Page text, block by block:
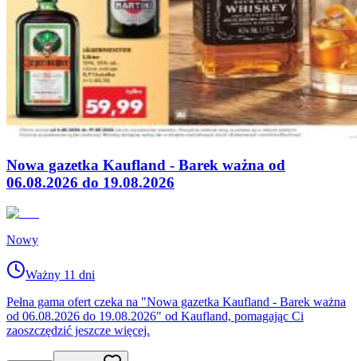
Nowa gazetka Kaufland - Barek ważna od
06.08.2026 do 19.08.2026
Nowy
Ważny 11 dni
Pełna gama ofert czeka na "Nowa gazetka Kaufland - Barek ważna
od 06.08.2026 do 19.08.2026" od Kaufland, pomagając Ci
zaoszczędzić jeszcze więcej.